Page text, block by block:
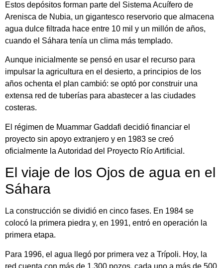
Estos depósitos forman parte del Sistema Acuífero de
Arenisca de Nubia, un gigantesco reservorio que almacena
agua dulce filtrada hace entre 10 mil y un millón de años,
cuando el Sáhara tenía un clima más templado.
Aunque inicialmente se pensó en usar el recurso para
impulsar la agricultura en el desierto, a principios de los
años ochenta el plan cambió: se optó por construir una
extensa red de tuberías para abastecer a las ciudades
costeras.
El régimen de Muammar Gaddafi decidió financiar el
proyecto sin apoyo extranjero y en 1983 se creó
oficialmente la Autoridad del Proyecto Río Artificial.
El viaje de los Ojos de agua en el
Sáhara
La construcción se dividió en cinco fases. En 1984 se
colocó la primera piedra y, en 1991, entró en operación la
primera etapa.
Para 1996, el agua llegó por primera vez a Trípoli. Hoy, la
red cuenta con más de 1,300 pozos, cada uno a más de 500